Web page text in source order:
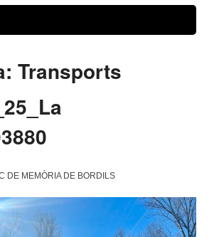
Transports
DE MEMÒRIA DE BORDILS